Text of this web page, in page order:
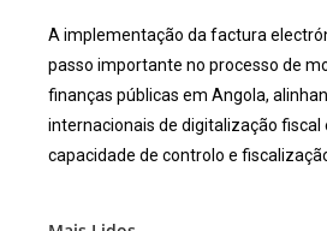
A implementação da factura
passo importante no processo de
finanças públicas em Angola,
internacionais de digitalização fiscal
capacidade de controlo e